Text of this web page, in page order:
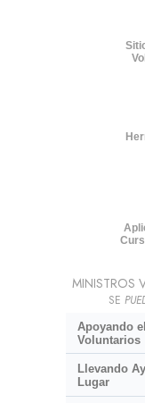
MINISTROS
SE
Apoyando
Voluntarios
Llevando
Lugar